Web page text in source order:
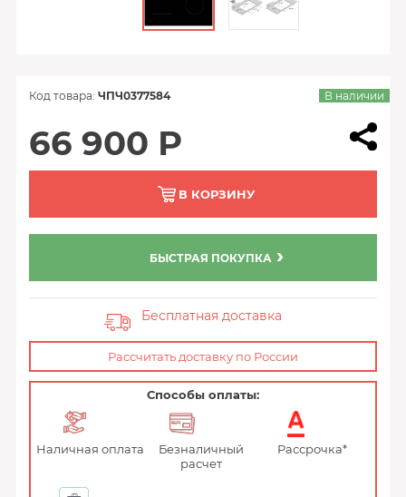
Код товара: ЧПЧ0377584 В наличии
66 900 Р
В КОРЗИНУ
БЫСТРАЯ ПОКУПКА
Бесплатная доставка
Рассчитать доставку по России
Способы оплаты:
Наличная оплата
Безналичный
расчет
Рассрочка*